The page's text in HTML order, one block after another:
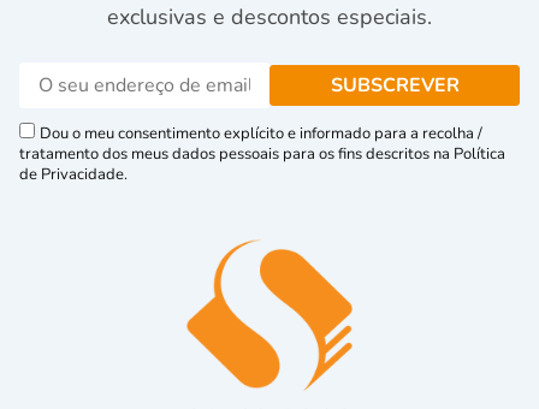
exclusivas e descontos especiais.
Dou o meu consentimento explícito e informado para a recolha /
tratamento dos meus dados pessoais para os fins descritos na Política
de Privacidade.